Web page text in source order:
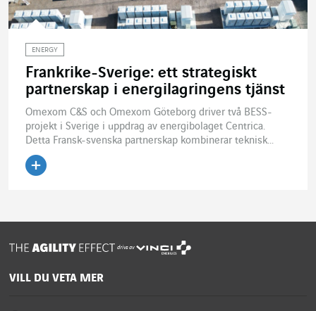
ENERGY
Frankrike-Sverige: ett strategiskt
partnerskap i energilagringens tjänst
Omexom C&S och Omexom Göteborg driver två BESS-
projekt i Sverige i uppdrag av energibolaget Centrica.
Detta Fransk-svenska partnerskap kombinerar teknisk...
drivs av
VILL DU VETA MER